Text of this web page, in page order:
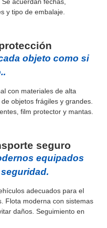
y tipo de embalaje.
objeto como si
con materiales de alta
objetos frágiles y grandes.
film protector y mantas.
seguro
equipados
adecuados para el
Flota moderna con sistemas
daños. Seguimiento en